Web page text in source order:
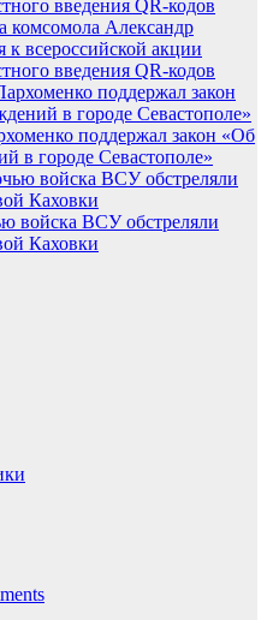
комсомола Александр
к всероссийской акции
введения QR-кодов
поддержал закон «Об
в городе Севастополе»
войска ВСУ обстреляли
Каховки